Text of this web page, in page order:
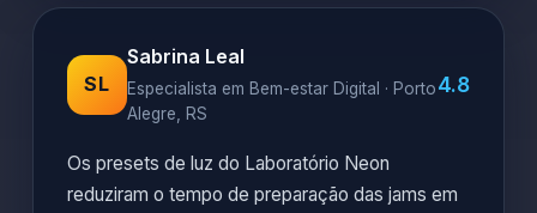
SL
Sabrina Leal
Especialista em Bem-estar Digital · Porto
Alegre, RS
4.8
Os presets de luz do Laboratório Neon
reduziram o tempo de preparação das jams em